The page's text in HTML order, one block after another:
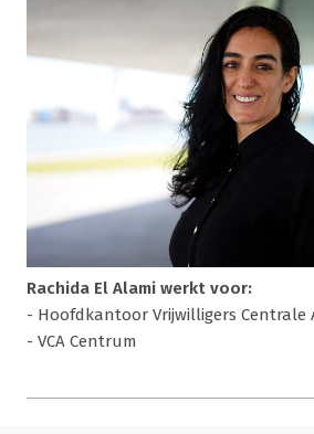
Rachida El Alami werkt voor:
- Hoofdkantoor Vrijwilligers Centrale
- VCA Centrum